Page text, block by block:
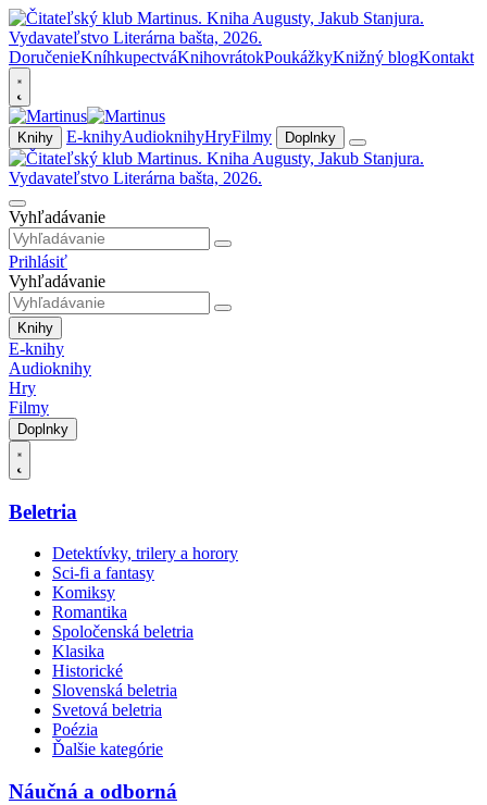
DoručenieKníhkupectváKnihovrátokPoukážkyKnižný blogKontakt
Knihy E-knihyAudioknihyHryFilmy Doplnky
Vyhľadávanie
Prihlásiť
Vyhľadávanie
Knihy
E-knihy
Audioknihy
Hry
Filmy
Doplnky
Beletria
Detektívky, trilery a horory
Sci-fi a fantasy
Komiksy
Romantika
Spoločenská beletria
Klasika
Historické
Slovenská beletria
Svetová beletria
Poézia
Ďalšie kategórie
Náučná a odborná